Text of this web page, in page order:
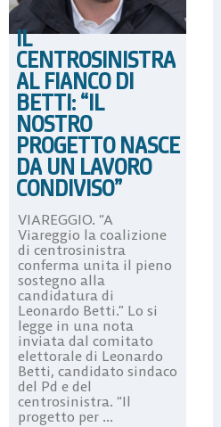
IL
CENTROSINISTRA
AL FIANCO DI
BETTI: “IL
NOSTRO
PROGETTO NASCE
DA UN LAVORO
CONDIVISO”
VIAREGGIO. “A
Viareggio la coalizione
di centrosinistra
conferma unita il pieno
sostegno alla
candidatura di
Leonardo Betti.” Lo si
legge in una nota
inviata dal comitato
elettorale di Leonardo
Betti, candidato sindaco
del Pd e del
centrosinistra. “Il
progetto per ...